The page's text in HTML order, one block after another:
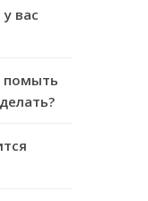
вас
помыть